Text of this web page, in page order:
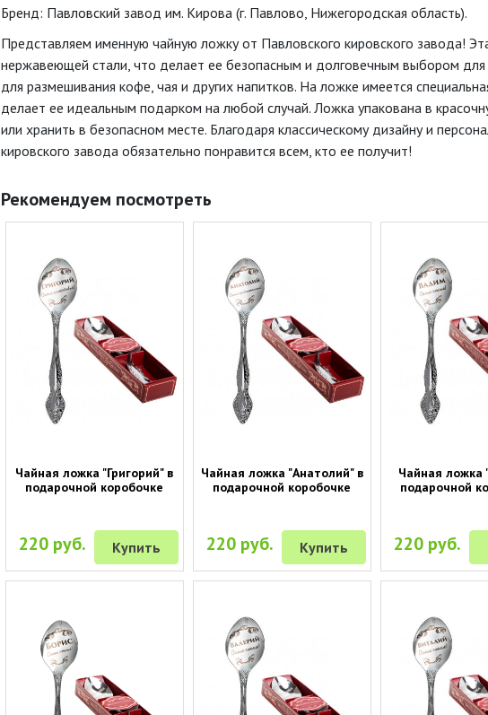
Бренд: Павловский завод им. Кирова (г. Павлово, Нижегородская область).
Представляем именную чайную ложку от Павловского кировского завода!
нержавеющей стали, что делает ее безопасным и долговечным выбором
для размешивания кофе, чая и других напитков. На ложке имеется
делает ее идеальным подарком на любой случай. Ложка упакована в
или хранить в безопасном месте. Благодаря классическому дизайну и
кировского завода обязательно понравится всем, кто ее получит!
Рекомендуем посмотреть
Чайная ложка "Григорий" в
подарочной коробочке
220 руб. Купить
Чайная ложка "Анатолий" в
подарочной коробочке
220 руб. Купить
Чайная ложка
подарочной
220 руб.